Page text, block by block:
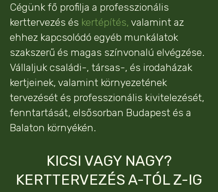
Cégünk fő profilja a professzionális
kerttervezés és kertépítés, valamint az
ehhez kapcsolódó egyéb munkálatok
szakszerű és magas színvonalú elvégzése.
Vállaljuk családi-, társas-, és irodaházak
kertjeinek, valamint környezetének
tervezését és professzionális kivitelezését,
fenntartását, elsősorban Budapest és a
Balaton környékén.
KICSI VAGY NAGY?
KERTTERVEZÉS A-TÓL Z-IG